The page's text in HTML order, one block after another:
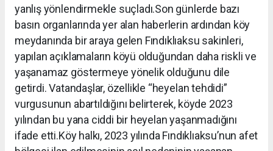
yanlış yönlendirmekle suçladı.Son günlerde bazı
basın organlarında yer alan haberlerin ardından köy
meydanında bir araya gelen Fındıklıaksu sakinleri,
yapılan açıklamaların köyü olduğundan daha riskli ve
yaşanamaz göstermeye yönelik olduğunu dile
getirdi. Vatandaşlar, özellikle “heyelan tehdidi”
vurgusunun abartıldığını belirterek, köyde 2023
yılından bu yana ciddi bir heyelan yaşanmadığını
ifade etti.Köy halkı, 2023 yılında Fındıklıaksu’nun afet